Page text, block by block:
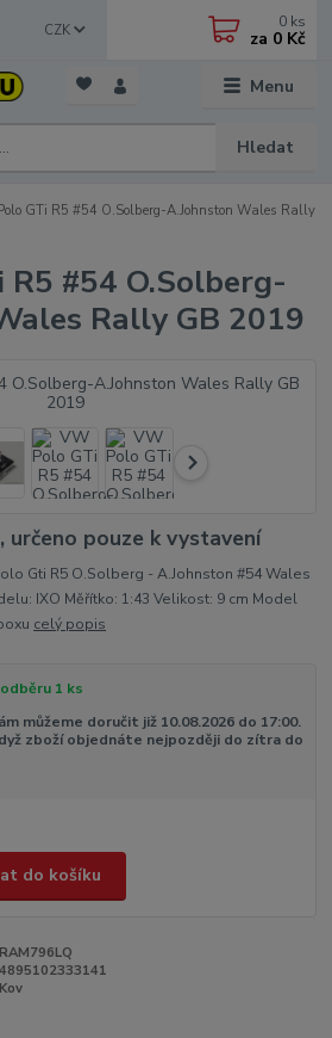
Menu
CZK
Hledat
0 ks
za 0 Kč
GTi R5 #54 O.Solberg-A.Johnston Wales Rally
#54 O.Solberg-
Rally GB 2019
pouze k vystavení
Gti R5 O.Solberg - A.Johnston #54 Wales
IXO Měřítko: 1:43 Velikost: 9 cm Model
celý popis
1 ks
můžeme doručit již 10.08.2026 do 17:00.
zboží objednáte nejpozději do zítra do
do košíku
RAM796LQ
4895102333141
Kov